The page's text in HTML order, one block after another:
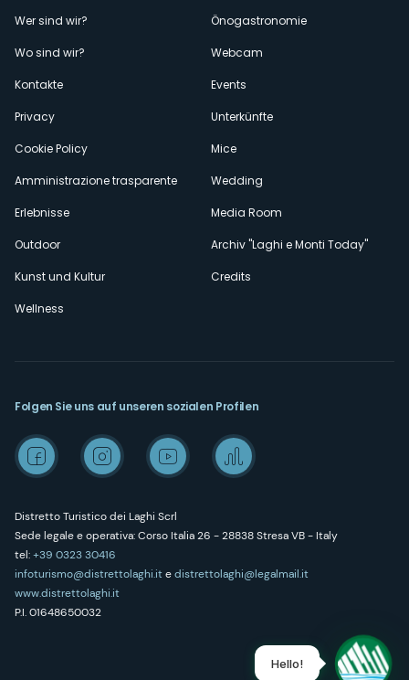
Menù
secondario
Wer sind wir?
Wo sind wir?
Kontakte
Privacy
Cookie Policy
Amministrazione trasparente
Erlebnisse
Outdoor
Kunst und Kultur
Wellness
Önogastronomie
Webcam
Events
Unterkünfte
Mice
Wedding
Media Room
Archiv "Laghi e Monti Today"
Credits
Distretto Turistico dei Laghi Scrl
Sede legale e operativa: Corso Italia 26 - 28838 Stresa VB - Italy
tel:+39 0323 30416
infoturismo@distrettolaghi.itedistrettolaghi@legalmail.it
www.distrettolaghi.it
P.I. 01648650032
Folgen Sie uns auf unseren sozialen Profilen